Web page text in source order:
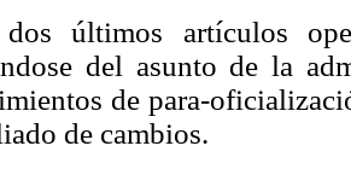
últimos artículos
del asunto de la
de para-
de cambios.